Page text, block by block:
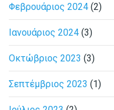
Φεβρουάριος 2024 (2)
Ιανουάριος 2024 (3)
Οκτώβριος 2023 (3)
Σεπτέμβριος 2023 (1)